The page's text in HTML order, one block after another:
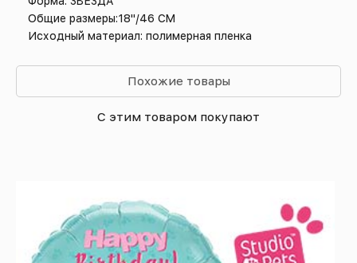
Общие размеры:18"/46 СМ
Исходный материал: полимерная пленка
Похожие товары
С этим товаром покупают